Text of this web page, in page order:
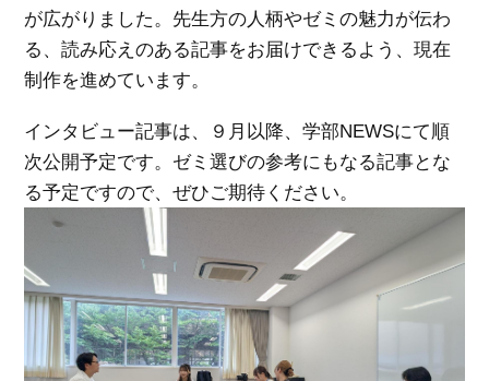
が広がりました。先生方の人柄やゼミの魅力が伝わ
る、読み応えのある記事をお届けできるよう、現在
制作を進めています。
インタビュー記事は、９月以降、学部NEWSにて順
次公開予定です。ゼミ選びの参考にもなる記事とな
る予定ですので、ぜひご期待ください。